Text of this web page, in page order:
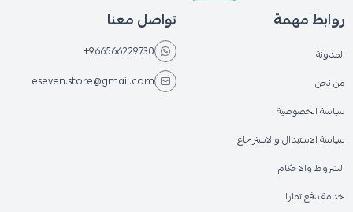
روابط مهمة
المدونة
من نحن
سياسة الخصوصية
سياسة الاستبدال والاسترجاع
الشروط والاحكام
خدمة دفع تمارا
تواصل معنا
+966566229730
eseven.store@gmail.com